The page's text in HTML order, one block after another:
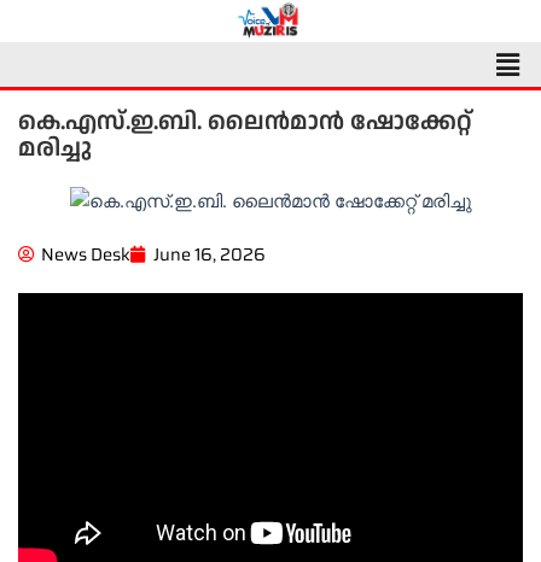
കെ.എസ്.ഇ.ബി. ലൈന്‍മാന്‍ ഷോക്കേറ്റ്
മരിച്ചു
News Desk June 16, 2026